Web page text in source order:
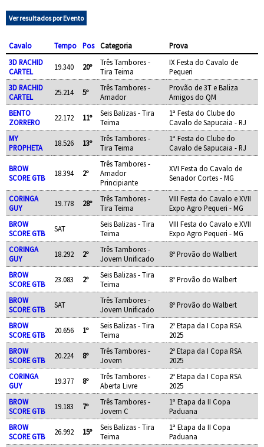
Ver resultados por Evento
Cavalo Tempo Pos Categoria
Prova
3D RACHID
CARTEL
19.340 20º
Três Tambores -
Tira Teima
IX Festa do Cavalo de
Pequeri
3D RACHID
CARTEL
25.214 5º
Três Tambores -
Amador
Provão de 3T e Baliza
Amigos do QM
BENTO
ZORRERO
22.172 11º
Seis Balizas - Tira
Teima
1ª Festa do Clube do
Cavalo de Sapucaia - RJ
MY
PROPHETA
18.526 13º
Três Tambores -
Tira Teima
1ª Festa do Clube do
Cavalo de Sapucaia - RJ
BROW
SCORE GTB
18.394 2º
Três Tambores -
Amador
Principiante
XVI Festa do Cavalo de
Senador Cortes - MG
CORINGA
GUY
19.778 28º
Três Tambores -
Tira Teima
VIII Festa do Cavalo e XVII
Expo Agro Pequeri - MG
BROW
SCORE GTB
SAT
Seis Balizas - Tira
Teima
VIII Festa do Cavalo e XVII
Expo Agro Pequeri - MG
CORINGA
GUY
18.292 2º
Três Tambores -
Jovem Unificado
8º Provão do Walbert
BROW
SCORE GTB
23.083 2º
Seis Balizas - Tira
Teima
8º Provão do Walbert
BROW
SCORE GTB
SAT
Três Tambores -
Jovem Unificado
8º Provão do Walbert
BROW
SCORE GTB
20.656 1º
Seis Balizas - Tira
Teima
2º Etapa da I Copa RSA
2025
BROW
SCORE GTB
20.224 8º
Três Tambores -
Jovem
2º Etapa da I Copa RSA
2025
CORINGA
GUY
19.377 8º
Três Tambores -
Aberta Livre
2º Etapa da I Copa RSA
2025
BROW
SCORE GTB
19.183 7º
Três Tambores -
Jovem C
1ª Etapa da II Copa
Paduana
BROW
SCORE GTB
26.992 15º
Seis Balizas - Tira
Teima
1ª Etapa da II Copa
Paduana